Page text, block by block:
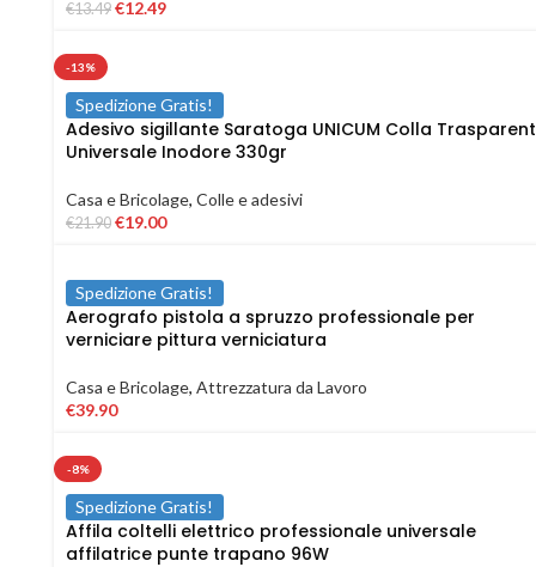
€13.49 €12.49
-13%
Spedizione Gratis!
Adesivo sigillante Saratoga UNICUM Colla
Universale Inodore 330gr
Casa e Bricolage, Colle e adesivi
€21.90 €19.00
Spedizione Gratis!
Aerografo pistola a spruzzo professionale per
verniciare pittura verniciatura
Casa e Bricolage, Attrezzatura da Lavoro
€39.90
-8%
Spedizione Gratis!
Affila coltelli elettrico professionale universale
affilatrice punte trapano 96W